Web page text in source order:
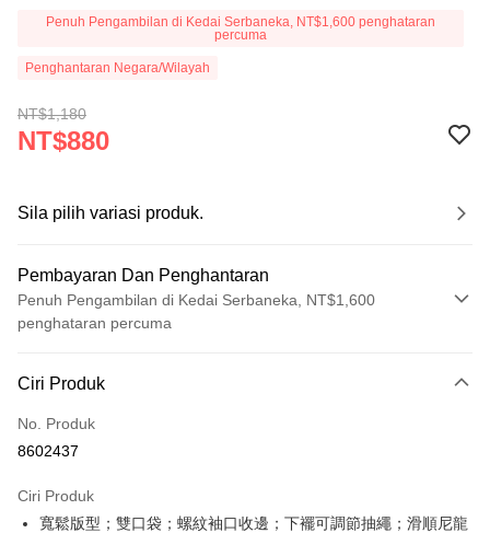
Penuh Pengambilan di Kedai Serbaneka, NT$1,600 penghataran
percuma
Penghantaran Negara/Wilayah
NT$1,180
NT$880
Sila pilih variasi produk.
Pembayaran Dan Penghantaran
Penuh Pengambilan di Kedai Serbaneka, NT$1,600
penghataran percuma
Kad Kredit (Bayaran Penuh)
Pengambilan di Kedai Serbaneka
Apple Pay
Ciri Produk
No. Produk
8602437
Ciri Produk
寬鬆版型；雙口袋；螺紋袖口收邊；下襬可調節抽繩；滑順尼龍